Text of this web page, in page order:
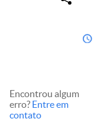
Encontrou algum
erro? Entre em
contato